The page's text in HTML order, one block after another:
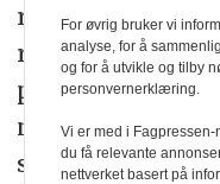
regnestykket
ryddejobben vil
planlegger.
ny teknologi for
side pågår det
For øvrig bruker vi
analyse, for å
og for å utvikle og tilby
personvernerklæring.
Vi er med i Fagpressen-
du få relevante
nettverket basert på